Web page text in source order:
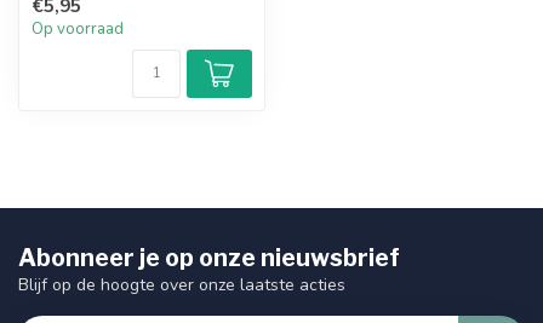
€5,95
Op voorraad
Abonneer je op onze nieuwsbrief
Blijf op de hoogte over onze laatste acties